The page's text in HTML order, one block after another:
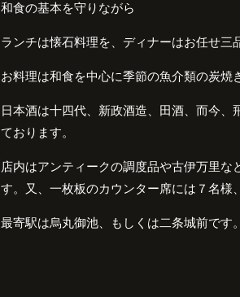
和食の基本を守りながら
ランチは懐石料理を、ディナーはお任せ三
お料理は和食を中心に季節の魚介類の炭焼
日本酒は十四代、新政酒造、田酒、而今
ております。
店内はアンティークの調度品や古伊万里
す。又、一枚板のカウンター席には７名様
最寄駅は烏丸御池、もしくは二条城前です。